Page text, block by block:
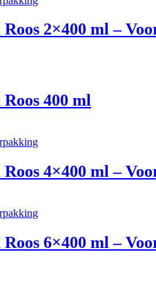
2×400 ml –
400 ml
4×400 ml –
6×400 ml –